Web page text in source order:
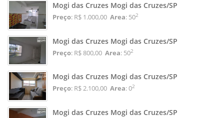
Mogi das Cruzes Mogi das Cruzes/SP
Preço: R$ 1.000,00 Area: 502
Mogi das Cruzes Mogi das Cruzes/SP
Preço: R$ 800,00 Area: 502
Mogi das Cruzes Mogi das Cruzes/SP
Preço: R$ 2.100,00 Area: 02
Mogi das Cruzes Mogi das Cruzes/SP